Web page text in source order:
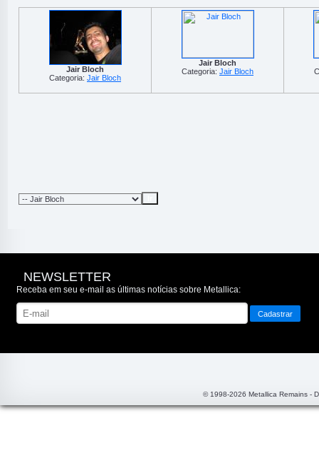
Jair Bloch
Categoria: Jair Bloch
Jair Bloch
Categoria: Jair Bloch
NEWSLETTER
Receba em seu e-mail as últimas notícias sobre Metallica:
© 1998-2026 Metallica Remains -